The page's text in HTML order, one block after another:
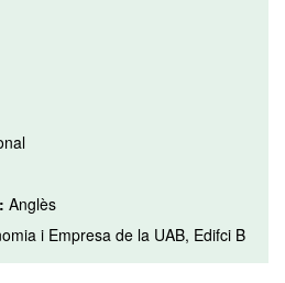
Anglès
i Empresa de la UAB, Edifci B